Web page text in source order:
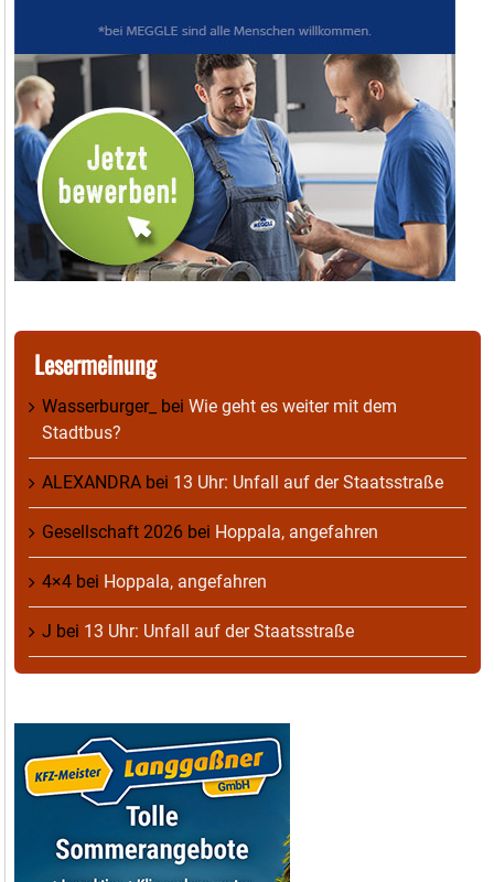
Lesermeinung
Wasserburger_ bei Wie geht es weiter mit dem
Stadtbus?
ALEXANDRA bei 13 Uhr: Unfall auf der Staatsstraße
Gesellschaft 2026 bei Hoppala, angefahren
4×4 bei Hoppala, angefahren
J bei 13 Uhr: Unfall auf der Staatsstraße